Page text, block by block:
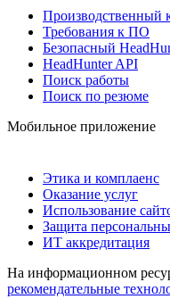
Производственный
Требования к ПО
Безопасный
HeadHunter API
Поиск работы
Поиск по резюме
Мобильное приложение
Этика и комплаенс
Оказание услуг
Использование
Защита
ИТ аккредитация
На информационном
рекомендательные